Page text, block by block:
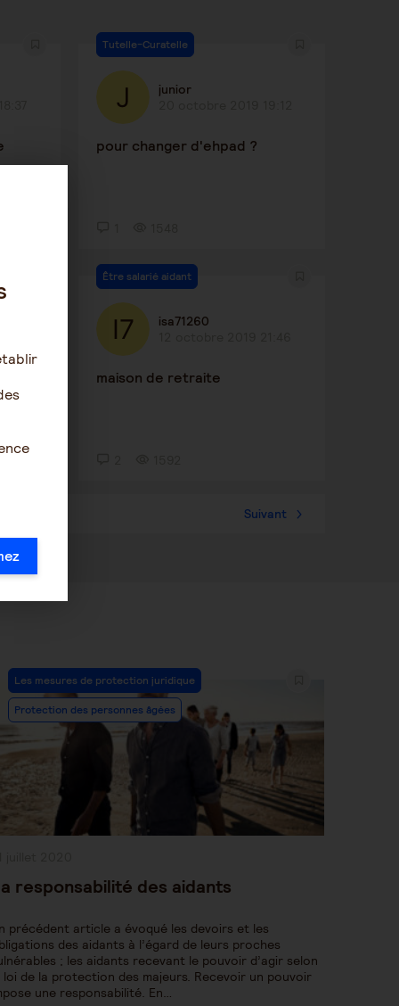
Tutelle-Curatelle
junior
pour changer d'ehpad ?
Être salarié aidant
isa71260
maison de retraite
Suivant
Post
Category:
Les mesures de protection juridique
Protection des personnes âgées
responsabilité des aidants
précédent article a évoqué les devoirs et les
des aidants à l’égard de leurs proches
; les aidants recevant le pouvoir d’agir selon
loi de la protection des majeurs. Recevoir un pouvoir
une responsabilité. En…